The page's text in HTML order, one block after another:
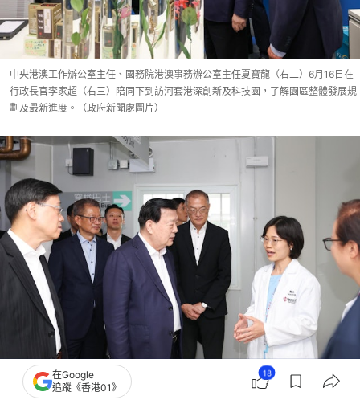
中央港澳工作辦公室主任、國務院港澳事務辦公室主任夏寶龍（右二）6月16日在
行政長官李家超（右三）陪同下到訪河套港深創新及科技園，了解園區整體發展規
劃及最新進度。（政府新聞處圖片）
中央港澳工作辦公室主任、國務院港澳事務辦公室主任夏寶龍（右三）6月16日在
在Google
追蹤《香港01》
18